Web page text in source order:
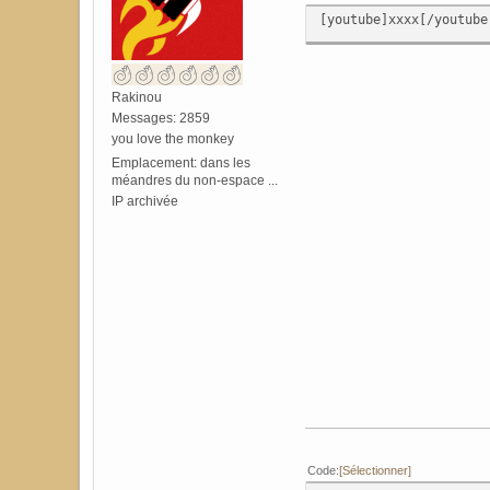
Rakinou
Messages: 2859
you love the monkey
Emplacement: dans les
méandres du non-espace ...
IP archivée
[youtube]xxxx[/
Code Sélectionner